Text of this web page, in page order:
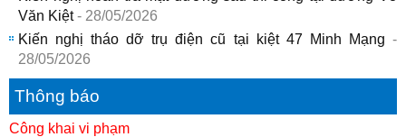
Văn Kiệt- 28/05/2026
Kiến nghị tháo dỡ trụ điện cũ tại kiệt 47 Minh Mạng -
28/05/2026
Thông báo
Công khai vi phạm